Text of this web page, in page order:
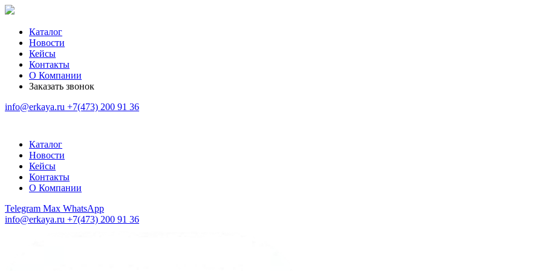
Каталог
Новости
Кейсы
Контакты
О Компании
Заказать звонок
info@erkaya.ru +7(473) 200 91 36
Каталог
Новости
Кейсы
Контакты
О Компании
Telegram Max WhatsApp
info@erkaya.ru +7(473) 200 91 36